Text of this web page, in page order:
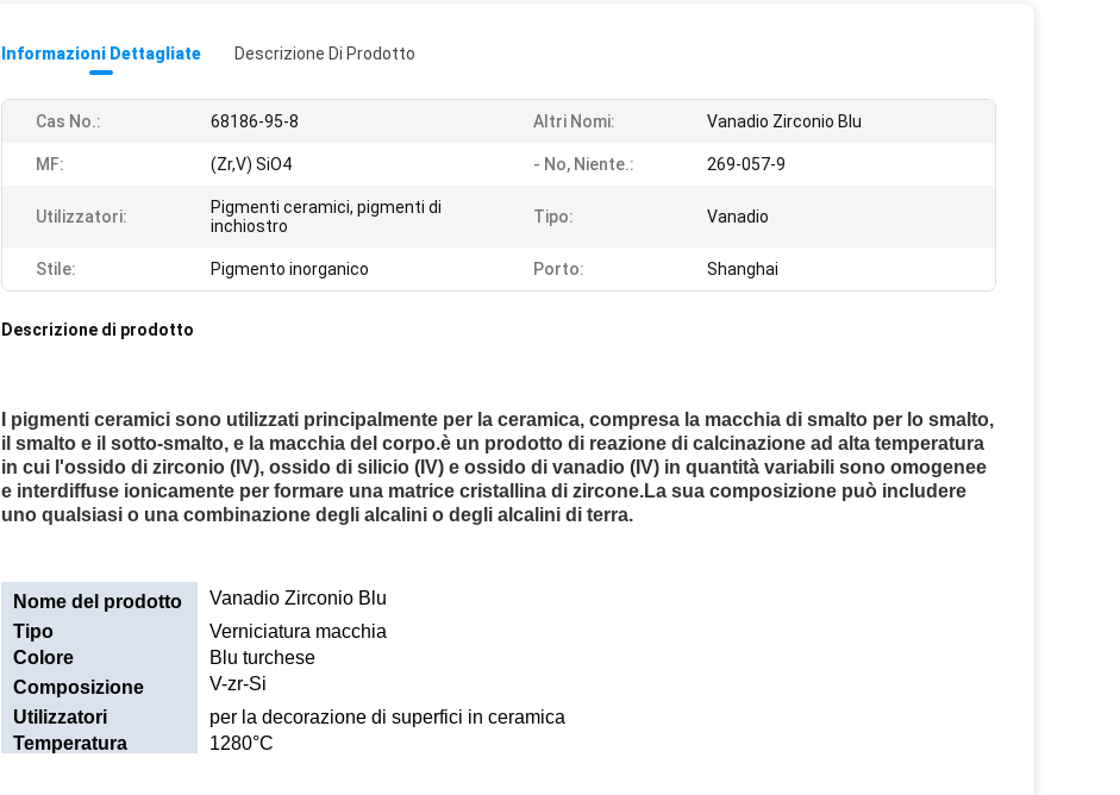
Informazioni Dettagliate Descrizione Di Prodotto
Cas No.: 68186-95-8 Altri Nomi: Vanadio Zirconio Blu
MF: (Zr,V) SiO4 - No, Niente.: 269-057-9
Utilizzatori:
Pigmenti ceramici, pigmenti di
inchiostro
Tipo: Vanadio
Stile: Pigmento inorganico Porto: Shanghai
Descrizione di prodotto
I pigmenti ceramici sono utilizzati principalmente per la ceramica, compresa la macchia di smalto per lo smalto,
il smalto e il sotto-smalto, e la macchia del corpo.è un prodotto di reazione di calcinazione ad alta temperatura
in cui l'ossido di zirconio (IV), ossido di silicio (IV) e ossido di vanadio (IV) in quantità variabili sono omogenee
e interdiffuse ionicamente per formare una matrice cristallina di zircone.La sua composizione può includere
uno qualsiasi o una combinazione degli alcalini o degli alcalini di terra.
Nome del prodotto
Vanadio Zirconio Blu
Tipo
Verniciatura macchia
Colore
Blu turchese
Composizione
V-zr-Si
Utilizzatori
per la decorazione di superfici in ceramica
Temperatura
1280°C